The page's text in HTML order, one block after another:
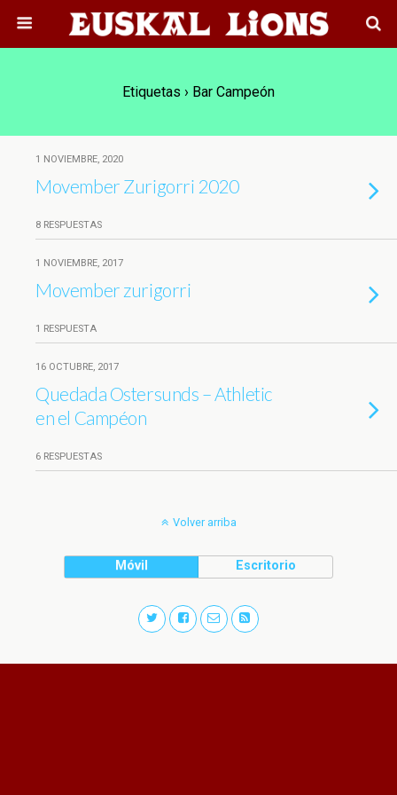
Etiquetas › Bar Campeón
1 NOVIEMBRE, 2020
Movember Zurigorri 2020
8 RESPUESTAS
1 NOVIEMBRE, 2017
Movember zurigorri
1 RESPUESTA
16 OCTUBRE, 2017
Quedada Ostersunds – Athletic
en el Campéon
6 RESPUESTAS
Volver arriba
Móvil Escritorio